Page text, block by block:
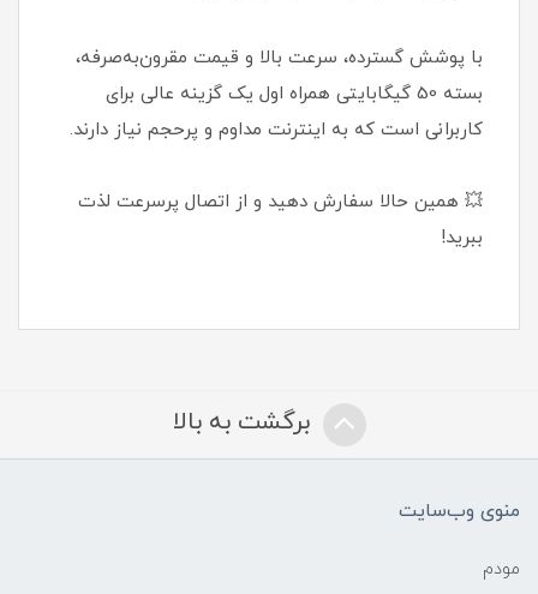
با پوشش گسترده، سرعت بالا و قیمت مقرون‌به‌صرفه،
بسته 50 گیگابایتی همراه اول یک گزینه عالی برای
کاربرانی است که به اینترنت مداوم و پرحجم نیاز دارند.
💥 همین حالا سفارش دهید و از اتصال پرسرعت لذت
ببرید!
برگشت به بالا
منوی وب‌سایت
مودم